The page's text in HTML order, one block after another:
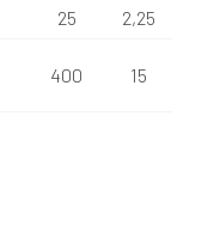
25
2,25
400 15